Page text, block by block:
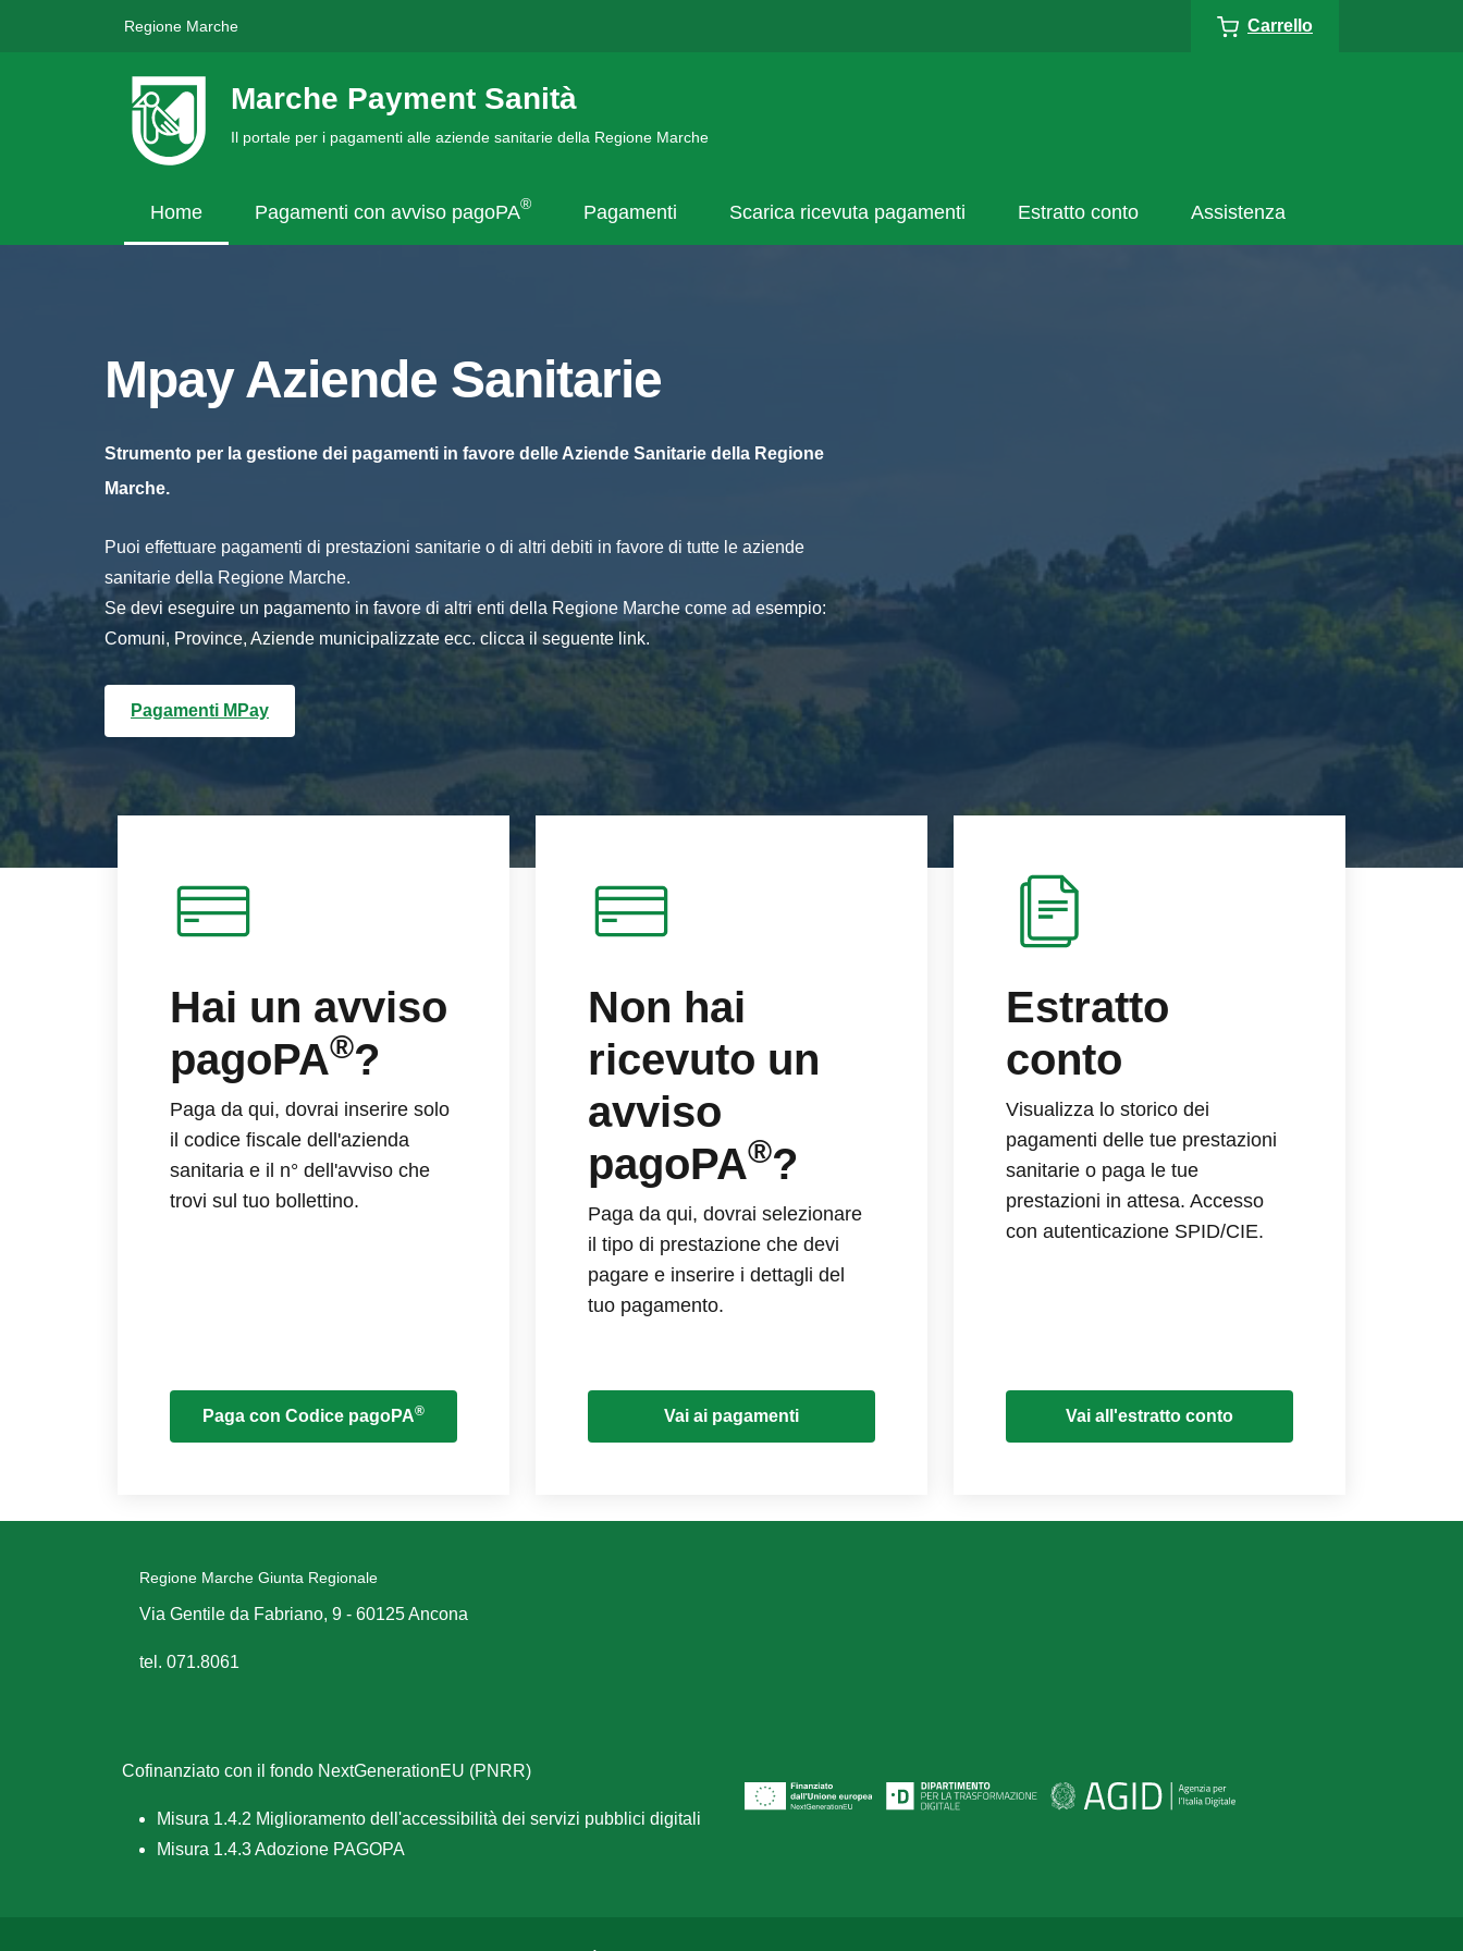
Regione Marche Carrello
Marche Payment Sanità
Il portale per i pagamenti alle aziende sanitarie della Regione Marche
Home Pagamenti con avviso pagoPA® Pagamenti Scarica ricevuta pagamenti Estratto conto Assistenza
Mpay Aziende Sanitarie
Strumento per la gestione dei pagamenti in favore delle Aziende Sanitarie della Regione
Marche.
Puoi effettuare pagamenti di prestazioni sanitarie o di altri debiti in favore di tutte le aziende
sanitarie della Regione Marche.
Se devi eseguire un pagamento in favore di altri enti della Regione Marche come ad esempio:
Comuni, Province, Aziende municipalizzate ecc. clicca il seguente link.
Pagamenti MPay
Hai un avviso
pagoPA®?
Paga da qui, dovrai inserire solo
il codice fiscale dell'azienda
sanitaria e il n° dell'avviso che
trovi sul tuo bollettino.
Paga con Codice pagoPA®
Non hai
ricevuto un
avviso
pagoPA®?
Paga da qui, dovrai selezionare
il tipo di prestazione che devi
pagare e inserire i dettagli del
tuo pagamento.
Vai ai pagamenti
Estratto
conto
Visualizza lo storico dei
pagamenti delle tue prestazioni
sanitarie o paga le tue
prestazioni in attesa. Accesso
con autenticazione SPID/CIE.
Vai all'estratto conto
Regione Marche Giunta Regionale
Via Gentile da Fabriano, 9 - 60125 Ancona
tel. 071.8061
Cofinanziato con il fondo NextGenerationEU (PNRR)
Misura 1.4.2 Miglioramento dell'accessibilità dei servizi pubblici digitali
Misura 1.4.3 Adozione PAGOPA